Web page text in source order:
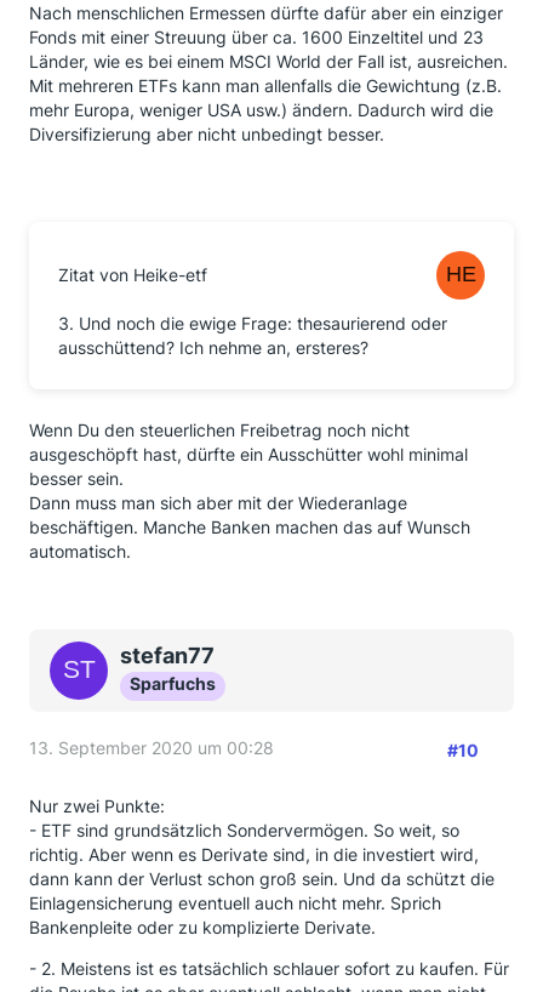
Nach menschlichen Ermessen dürfte dafür aber ein einziger
Fonds mit einer Streuung über ca. 1600 Einzeltitel und 23
Länder, wie es bei einem MSCI World der Fall ist, ausreichen.
Mit mehreren ETFs kann man allenfalls die Gewichtung (z.B.
mehr Europa, weniger USA usw.) ändern. Dadurch wird die
Diversifizierung aber nicht unbedingt besser.
Zitat von Heike-etf
3. Und noch die ewige Frage: thesaurierend oder
ausschüttend? Ich nehme an, ersteres?
Wenn Du den steuerlichen Freibetrag noch nicht
ausgeschöpft hast, dürfte ein Ausschütter wohl minimal
besser sein.
Dann muss man sich aber mit der Wiederanlage
beschäftigen. Manche Banken machen das auf Wunsch
automatisch.
stefan77
Sparfuchs
13. September 2020 um 00:28 #10
Nur zwei Punkte:
- ETF sind grundsätzlich Sondervermögen. So weit, so
richtig. Aber wenn es Derivate sind, in die investiert wird,
dann kann der Verlust schon groß sein. Und da schützt die
Einlagensicherung eventuell auch nicht mehr. Sprich
Bankenpleite oder zu komplizierte Derivate.
- 2. Meistens ist es tatsächlich schlauer sofort zu kaufen. Für